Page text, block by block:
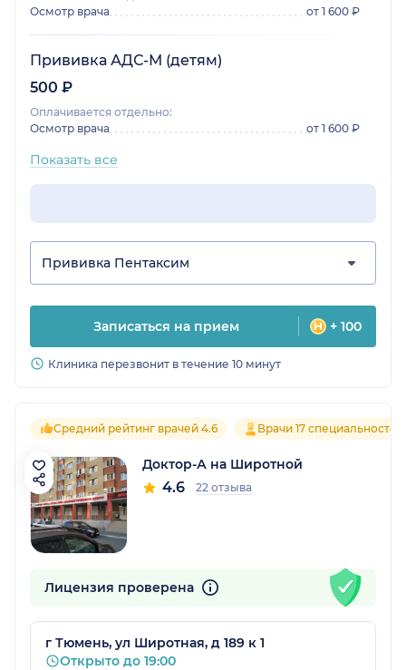
Осмотр врача
от 1 600 ₽
Прививка АДС-М (детям)
500 ₽
Оплачивается отдельно:
Осмотр врача
от 1 600 ₽
Показать все
Прививка Пентаксим
Записаться на прием + 100
Клиника перезвонит в течение 10 минут
Средний рейтинг врачей 4.6 Врачи 17 специальностей
Доктор-А на Широтной
4.6 22 отзыва
Лицензия проверена
г Тюмень, ул Широтная, д 189 к 1
Открыто до 19:00